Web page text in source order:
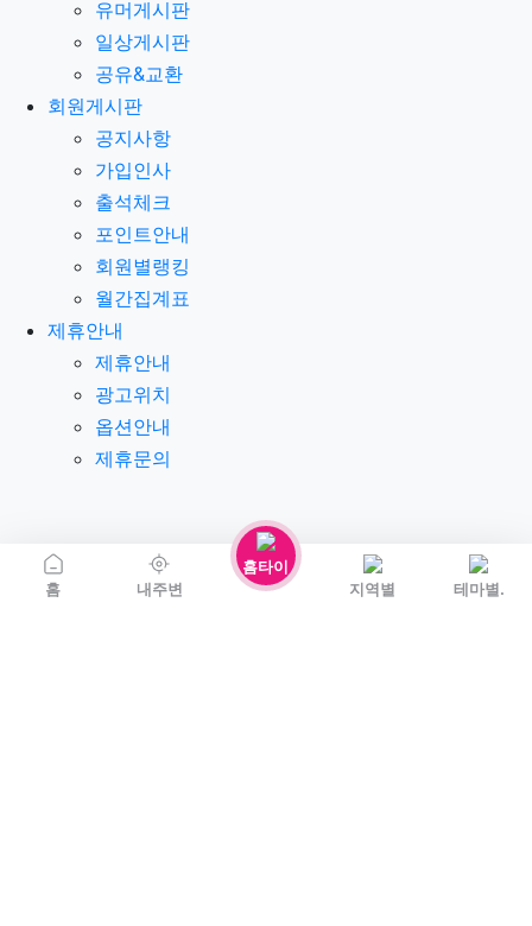
홈 내주변
홈타이
지역별
테마별.
유머게시판
일상게시판
공유&교환
회원게시판
공지사항
가입인사
출석체크
포인트안내
회원별랭킹
월간집계표
제휴안내
제휴안내
광고위치
옵션안내
제휴문의